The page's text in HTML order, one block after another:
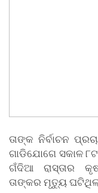
ତାଙ୍କ ନିର୍ବାଚନ
ଗାଡିଯୋଗେ ସକାଳ
ଗଁଦିଆ ରାସ୍ତାର
ତାଙ୍କର ମୃତ୍ୟୁ